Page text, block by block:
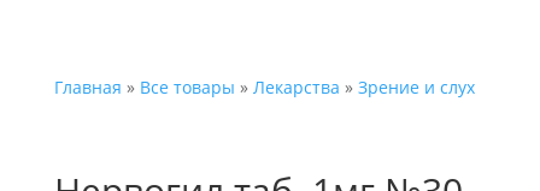
Главная » Все товары » Лекарства » Зрение и слух